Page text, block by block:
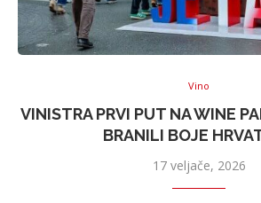
Vino
VINISTRA PRVI PUT NA WINE
BRANILI BOJE
17 veljače, 2026